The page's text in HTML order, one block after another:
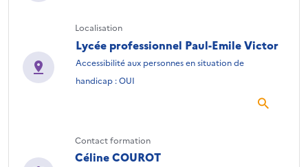
Localisation
Lycée professionnel Paul-Emile Victor
Accessibilité aux personnes en situation de
handicap : OUI
Contact formation
Céline COUROT